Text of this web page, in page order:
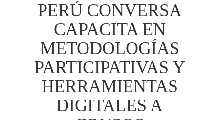
PERÚ CONVERSA
CAPACITA EN
METODOLOGÍAS
PARTICIPATIVAS Y
HERRAMIENTAS
DIGITALES A